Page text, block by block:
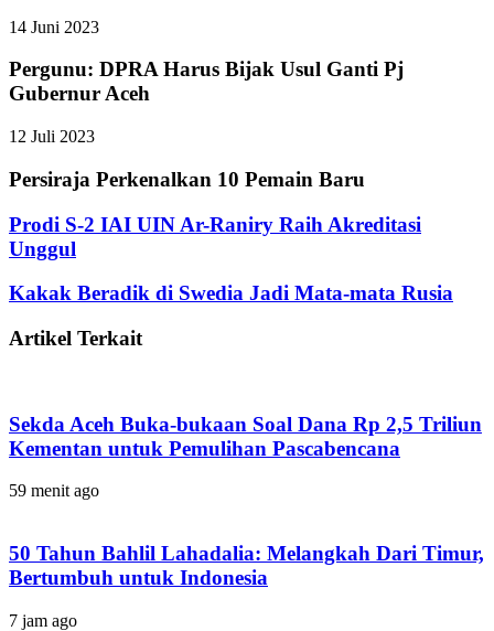
14 Juni 2023
Pergunu: DPRA Harus Bijak Usul Ganti Pj
Gubernur Aceh
12 Juli 2023
Persiraja Perkenalkan 10 Pemain Baru
Prodi S-2 IAI UIN Ar-Raniry Raih Akreditasi
Unggul
Kakak Beradik di Swedia Jadi Mata-mata Rusia
Artikel Terkait
Sekda Aceh Buka-bukaan Soal Dana Rp 2,5 Triliun
Kementan untuk Pemulihan Pascabencana
59 menit ago
50 Tahun Bahlil Lahadalia: Melangkah Dari Timur,
Bertumbuh untuk Indonesia
7 jam ago